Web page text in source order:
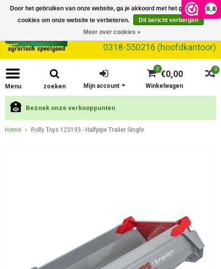
8,8
0318-550216 (hoofdkantoor)
Menu zoeken
0
0 €0,00
Winkelwagen
Mijn account
Bezoek onze verkooppunten
Home Rolly Toys 123193 - Halfpipe Trailer Single
Door het gebruiken van onze website, ga je akkoord met het gebruik van
cookies om onze website te verbeteren.
Dit bericht verbergen
Meer over cookies »